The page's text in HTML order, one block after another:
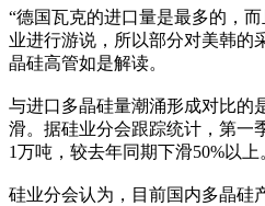
“德国瓦克的进口量是最多的，
业进行游说，所以部分对美韩的
晶硅高管如是解读。
与进口多晶硅量潮涌形成对比的
滑。据硅业分会跟踪统计，第一
1万吨，较去年同期下滑50%以上
硅业分会认为，目前国内多晶硅